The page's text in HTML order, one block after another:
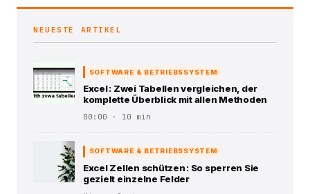
NEUESTE ARTIKEL
SOFTWARE & BETRIEBSSYSTEM
Excel : Zwei Tabellen vergleichen, der
komplette Überblick mit allen Methoden
00:00 · 10 min
SOFTWARE & BETRIEBSSYSTEM
Excel Zellen schützen : So sperren Sie
gezielt einzelne Felder